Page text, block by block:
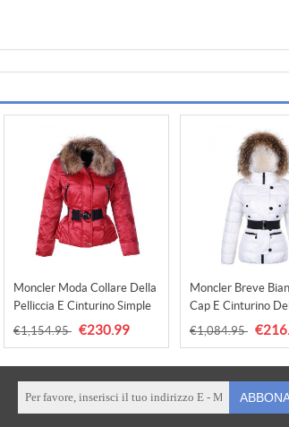
Moncler Moda Collare Della
Pelliccia E Cinturino Simple
Rosso Cappotti Uscita
€1,154.95 €230.99
Moncler Breve
Cap E Cinturino
Donna Di Modo
€1,084.95